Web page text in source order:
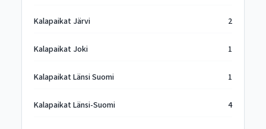
Kalapaikat Järvi 2
Kalapaikat Joki 1
Kalapaikat Länsi Suomi 1
Kalapaikat Länsi-Suomi 4